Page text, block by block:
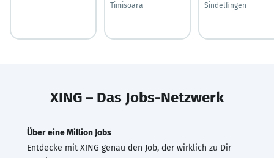
Timisoara
Sindelfingen
XING – Das Jobs-Netzwerk
Über eine Million Jobs
Entdecke mit XING genau den Job, der wirklich zu Dir